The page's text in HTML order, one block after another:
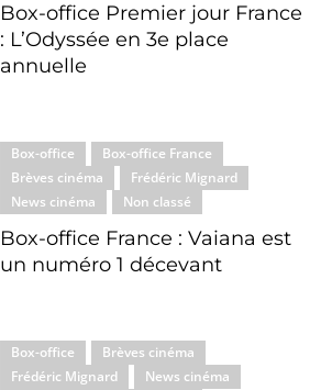
Box-office Premier jour France
: L’Odyssée en 3e place
annuelle
Box-office
Box-office France
Brèves cinéma
Frédéric Mignard
News cinéma
Non classé
Box-office France : Vaiana est
un numéro 1 décevant
Box-office
Brèves cinéma
Frédéric Mignard
News cinéma